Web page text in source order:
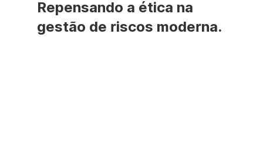
Repensando a ética na
gestão de riscos moderna.